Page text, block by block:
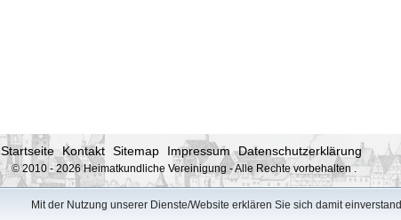
Mit der Nutzung unserer Dienste/Website erklären Sie sich damit
Startseite Kontakt Sitemap Impressum Datenschutzerklärung
© 2010 - 2026 Heimatkundliche Vereinigung - Alle Rechte vorbehalten.